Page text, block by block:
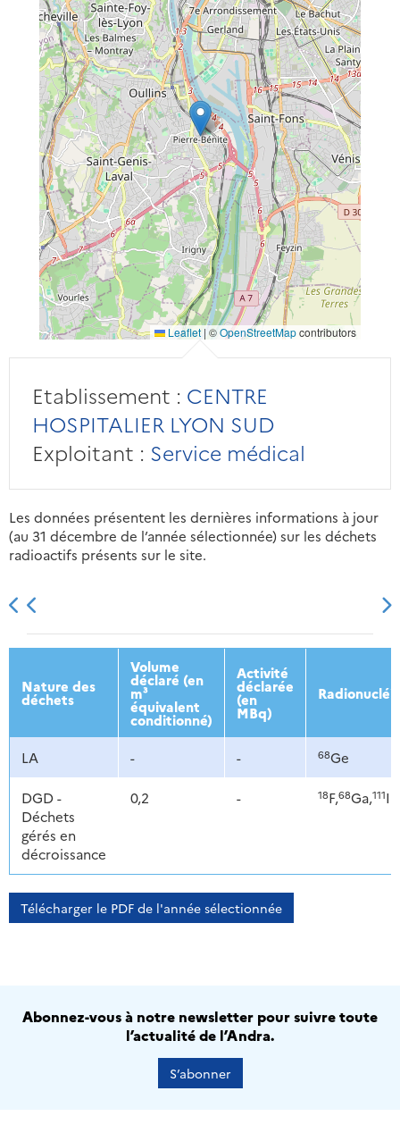
Leaflet | ©OpenStreetMapcontributors
Etablissement : CENTRE
HOSPITALIER LYON SUD
Exploitant : Service médical
Les données présentent les dernières informations à jour
(au 31 décembre de l’année sélectionnée) sur les déchets
radioactifs présents sur le site.
2013 2014 2015 2016
Nature des
déchets
Volume
déclaré (en
m³
équivalent
conditionné)
Activité
déclarée
(en
MBq)
LA - - 68Ge
DGD -
Déchets
gérés en
décroissance
0,2 - 18F,68Ga,111
Télécharger le PDF de l'année sélectionnée
Abonnez-vous à notre newsletter pour suivre toute
l’actualité de l’Andra.
S’abonner